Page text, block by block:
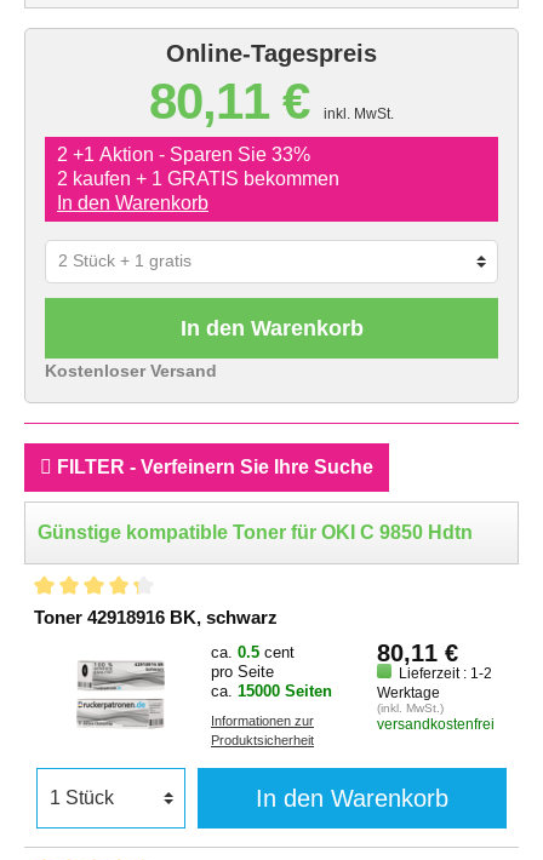
Online-Tagespreis
80,11 € inkl. MwSt.
2 +1 Aktion - Sparen Sie 33%
2 kaufen + 1 GRATIS bekommen
In den Warenkorb
In den Warenkorb
Kostenloser Versand
FILTER - Verfeinern Sie Ihre Suche
Günstige kompatible Toner für OKI C 9850 Hdtn
Toner 42918916 BK, schwarz
ca. 0.5 cent
pro Seite
ca. 15000 Seiten
Informationen zur
Produktsicherheit
80,11 €
Lieferzeit : 1-2
Werktage
(inkl. MwSt.)
versandkostenfrei
In den Warenkorb